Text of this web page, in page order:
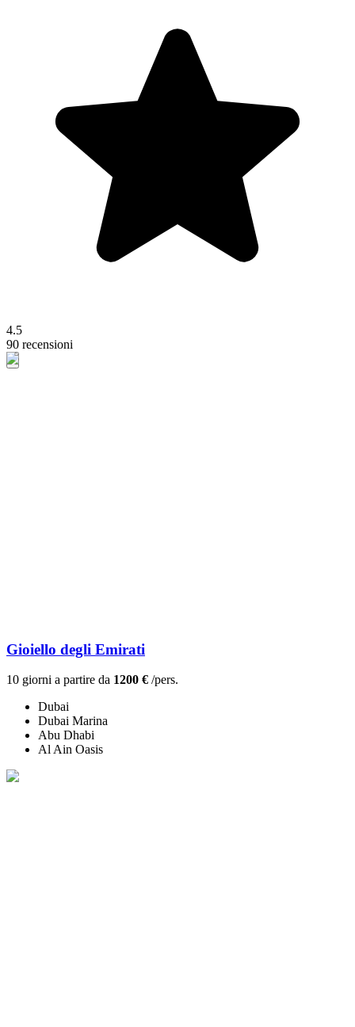
4.5
90 recensioni
Gioiello degli Emirati
10 giorni a partire da 1200 € /pers.
Dubai
Dubai Marina
Abu Dhabi
Al Ain Oasis